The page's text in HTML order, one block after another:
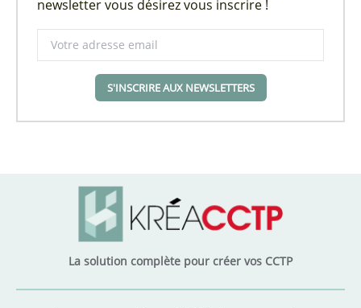
newsletter vous désirez vous inscrire !
S'INSCRIRE AUX NEWSLETTERS
La solution complète pour créer vos CCTP